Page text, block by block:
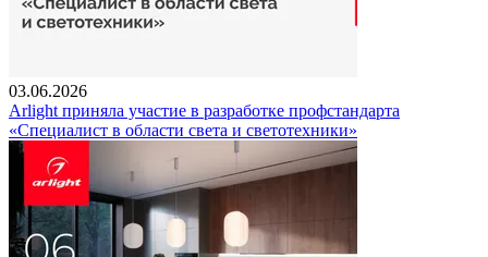
03.06.2026
Arlight приняла участие в разработке профстандарта
«Специалист в области света и светотехники»